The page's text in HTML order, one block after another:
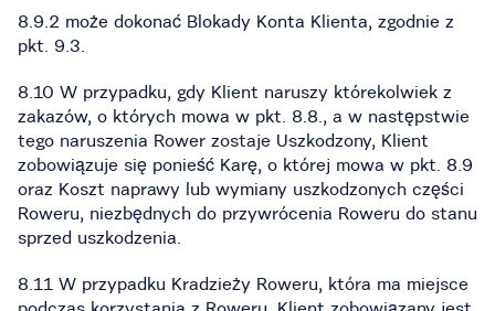
8.9.2 może dokonać Blokady Konta Klienta, zgodnie z
pkt. 9.3.
8.10 W przypadku, gdy Klient naruszy którekolwiek z
zakazów, o których mowa w pkt. 8.8., a w następstwie
tego naruszenia Rower zostaje Uszkodzony, Klient
zobowiązuje się ponieść Karę, o której mowa w pkt. 8.9
oraz Koszt naprawy lub wymiany uszkodzonych części
Roweru, niezbędnych do przywrócenia Roweru do stanu
sprzed uszkodzenia.
8.11 W przypadku Kradzieży Roweru, która ma miejsce